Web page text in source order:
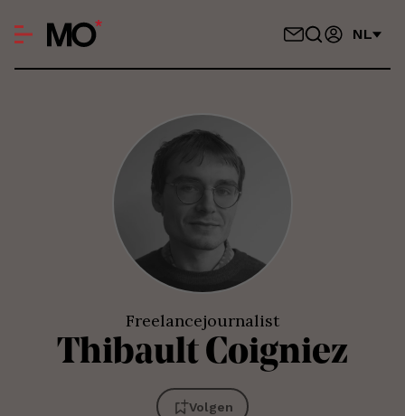
NL
Freelancejournalist
Thibault Coigniez
Volgen